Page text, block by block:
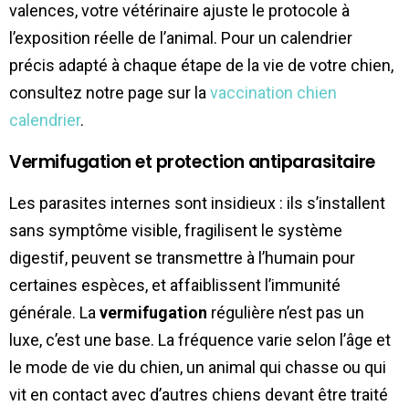
valences, votre vétérinaire ajuste le protocole à
l’exposition réelle de l’animal. Pour un calendrier
précis adapté à chaque étape de la vie de votre chien,
consultez notre page sur la vaccination chien
calendrier.
Vermifugation et protection antiparasitaire
Les parasites internes sont insidieux : ils s’installent
sans symptôme visible, fragilisent le système
digestif, peuvent se transmettre à l’humain pour
certaines espèces, et affaiblissent l’immunité
générale. La vermifugation régulière n’est pas un
luxe, c’est une base. La fréquence varie selon l’âge et
le mode de vie du chien, un animal qui chasse ou qui
vit en contact avec d’autres chiens devant être traité